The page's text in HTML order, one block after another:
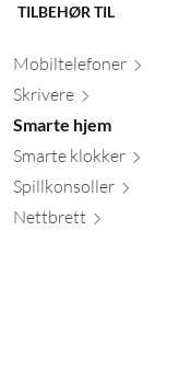
TILBEHØR TIL
Mobiltelefoner
Skrivere
Smarte hjem
Smarte klokker
Spillkonsoller
Nettbrett